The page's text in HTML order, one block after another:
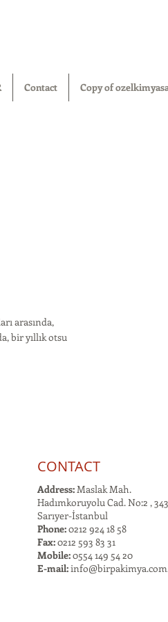
Contact Copy of
arasında,
bir yıllık otsu
CONTACT
Address:Maslak Mah.
Hadımkoruyolu Cad. No:2 ,
Sarıyer-İstanbul
Phone:0212 924 18 58
Fax:0212 593 83 31
Mobile:0554 149 54 20
E-mail: